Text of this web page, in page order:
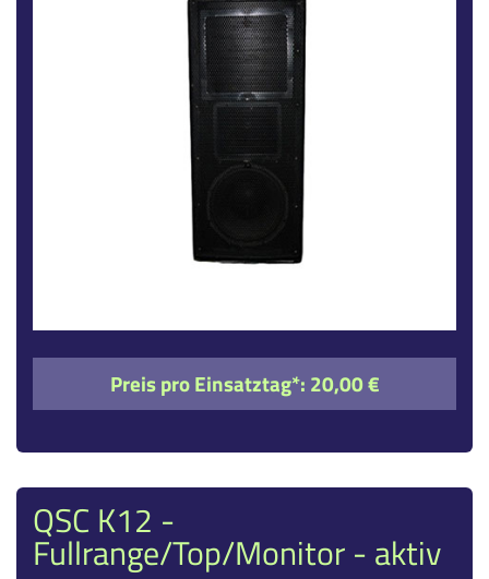
Preis pro Einsatztag*: 20,00 €
QSC K12 -
Fullrange/Top/Monitor - aktiv